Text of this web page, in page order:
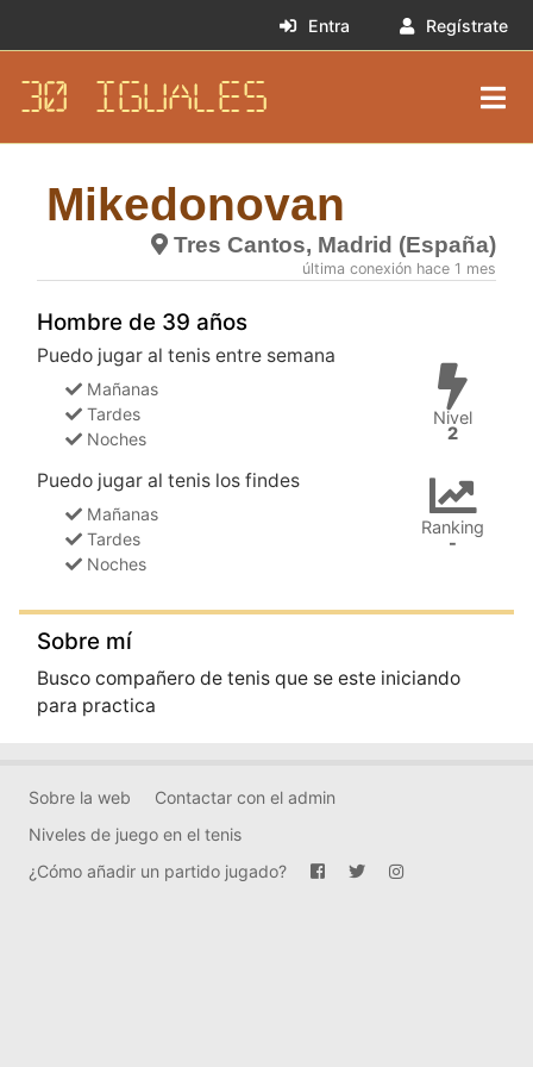
Entra Regístrate
30 IGUALES
Mikedonovan
Tres Cantos, Madrid (España)
última conexión hace 1 mes
Hombre de 39 años
Puedo jugar al tenis entre semana
Mañanas
Tardes
Noches
Puedo jugar al tenis los findes
Mañanas
Tardes
Noches
Nivel
2
Ranking
-
Sobre mí
Busco compañero de tenis que se este iniciando
para practica
Sobre la web
Contactar con el admin
Niveles de juego en el tenis
¿Cómo añadir un partido jugado?